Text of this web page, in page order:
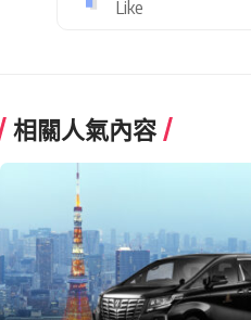
Like
相關人氣內容